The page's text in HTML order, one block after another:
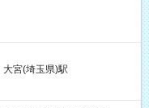
大宮(埼玉県)駅